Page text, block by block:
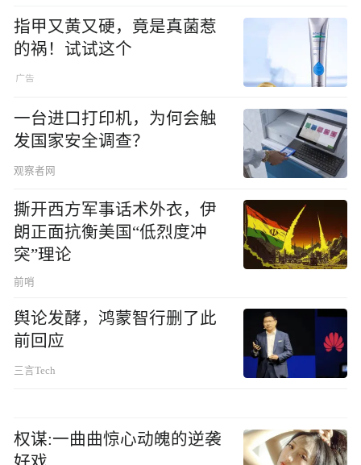
指甲又黄又硬，竟是真菌惹
的祸！试试这个
一台进口打印机，为何会触
发国家安全调查？
观察者网
撕开西方军事话术外衣，伊
朗正面抗衡美国“低烈度冲
突”理论
前哨
舆论发酵，鸿蒙智行删了此
前回应
三言Tech
权谋:一曲曲惊心动魄的逆袭